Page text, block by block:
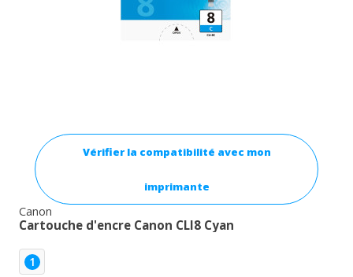
Vérifier la compatibilité avec mon
imprimante
Canon
Cartouche d'encre Canon CLI8 Cyan
1